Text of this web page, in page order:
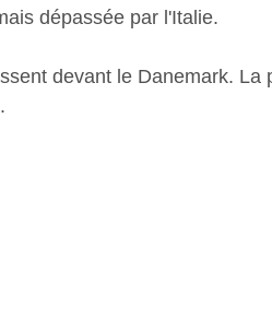
dépassée par l'Italie.
devant le Danemark. La